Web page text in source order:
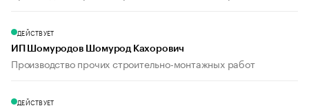
ДЕЙСТВУЕТ
ИП Шомуродов Шомурод Кахорович
Производство прочих строительно-монтажных работ
ДЕЙСТВУЕТ